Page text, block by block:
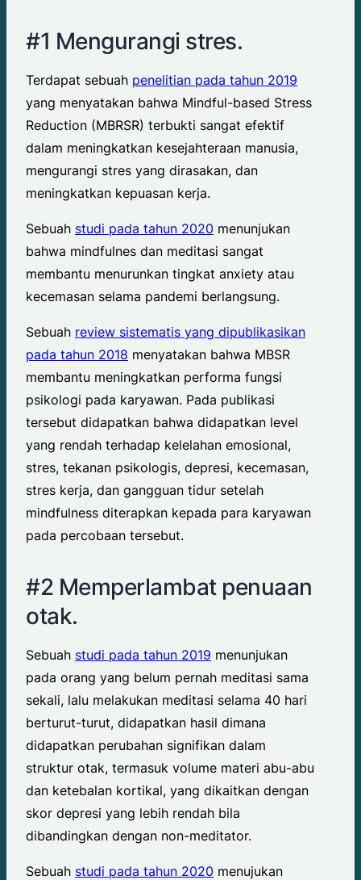
#1 Mengurangi stres.
Terdapat sebuah penelitian pada tahun 2019
yang menyatakan bahwa Mindful-based Stress
Reduction (MBRSR) terbukti sangat efektif
dalam meningkatkan kesejahteraan manusia,
mengurangi stres yang dirasakan, dan
meningkatkan kepuasan kerja.
Sebuah studi pada tahun 2020 menunjukan
bahwa mindfulnes dan meditasi sangat
membantu menurunkan tingkat anxiety atau
kecemasan selama pandemi berlangsung.
Sebuah review sistematis yang dipublikasikan
pada tahun 2018 menyatakan bahwa MBSR
membantu meningkatkan performa fungsi
psikologi pada karyawan. Pada publikasi
tersebut didapatkan bahwa didapatkan level
yang rendah terhadap kelelahan emosional,
stres, tekanan psikologis, depresi, kecemasan,
stres kerja, dan gangguan tidur setelah
mindfulness diterapkan kepada para karyawan
pada percobaan tersebut.
#2 Memperlambat penuaan
otak.
Sebuah studi pada tahun 2019 menunjukan
pada orang yang belum pernah meditasi sama
sekali, lalu melakukan meditasi selama 40 hari
berturut-turut, didapatkan hasil dimana
didapatkan perubahan signifikan dalam
struktur otak, termasuk volume materi abu-abu
dan ketebalan kortikal, yang dikaitkan dengan
skor depresi yang lebih rendah bila
dibandingkan dengan non-meditator.
Sebuah studi pada tahun 2020 menujukan